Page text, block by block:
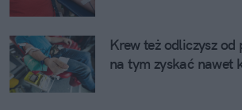
Krew też odliczysz
na tym zyskać nawet